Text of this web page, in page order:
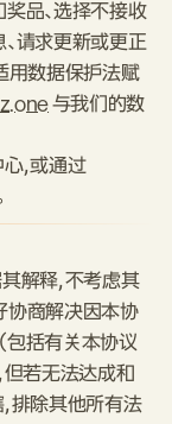
品、选择不接收
请求更新或更正
用数据保护法赋
与我们的数
，或通过
解释，不考虑其
协商解决因本协
包括有关本协议
但若无法达成和
排除其他所有法